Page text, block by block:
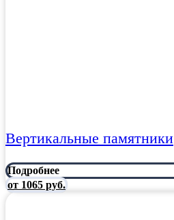
Вертикальные памятники
Подробнее
от 1065 руб.